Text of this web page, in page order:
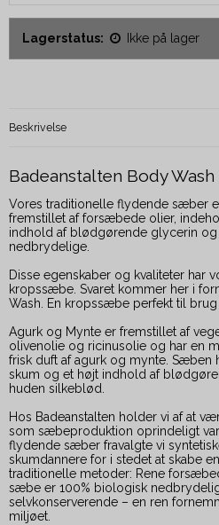
Lagerstatus: Ikke på lager
Beskrivelse
Badeanstalten Body
Vores traditionelle flydende sæber
fremstillet af forsæbede olier,
indhold af blødgørende glycerin og
nedbrydelige.
Disse egenskaber og kvaliteter har
kropssæbe. Svaret kommer her i
Wash. En kropssæbe perfekt til brug
Agurk og Mynte er fremstillet af
olivenolie og ricinusolie og har en
frisk duft af agurk og mynte. Sæben
skum og et højt indhold af
huden silkeblød.
Hos Badeanstalten holder vi af at
som sæbeproduktion oprindeligt
flydende sæber fravalgte vi
skumdannere for i stedet at skabe
traditionelle metoder: Rene
sæbe er 100% biologisk
selvkonserverende – en ren
miljøet.